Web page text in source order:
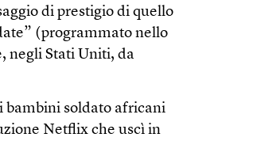
di prestigio di quello
(programmato nello
negli Stati Uniti, da
bambini soldato africani
Netflix che uscì in